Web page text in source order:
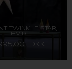
TWINKLE STAR,
HVID
DKK